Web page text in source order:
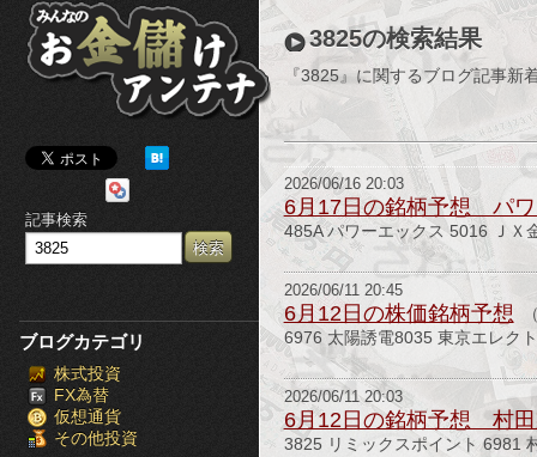
み
ん
な
の
お
金
儲
け
ア
ン
記事検索
ブログカテゴリ
株式投資
FX為替
仮想通貨
その他投資
3825の検索結果
『3825』に関するブログ記事新
2026/06/16 20:03
6月17日の銘柄予想 パワ
485A パワーエックス 5016 Ｊ
2026/06/11 20:45
6月12日の株価銘柄予想
6976 太陽誘電8035 東京エレク
2026/06/11 20:03
6月12日の銘柄予想 村田
3825 リミックスポイント 6981